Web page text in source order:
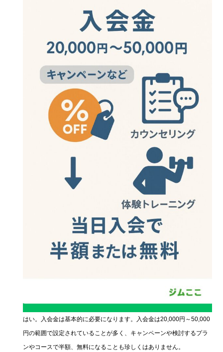
はい。入会金は基本的に必要になります。入会金は20,000円～50,000
円の範囲で設定されていることが多く、キャンペーンや検討するプラ
ンやコースで半額、無料になることも珍しくはありません。